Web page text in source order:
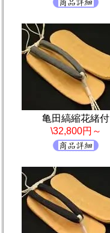
亀田縞縮花緒付
\32,800円～